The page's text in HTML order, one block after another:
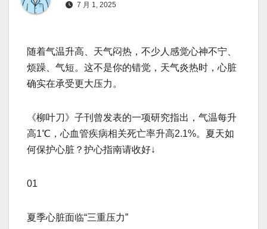
7 月 1, 2025
随着气温升高、天气闷热，不少人感觉心神不宁、
烦躁、气短。这不是你的错觉，天气炎热时，心脏
确实在承受更大压力。
《柳叶刀》子刊曾发表的一项研究指出，气温每升
高1℃，心血管疾病相关死亡率升高2.1%。夏天如
何保护心脏？护心指南请收好↓
01
夏季心脏面临“三重压力”